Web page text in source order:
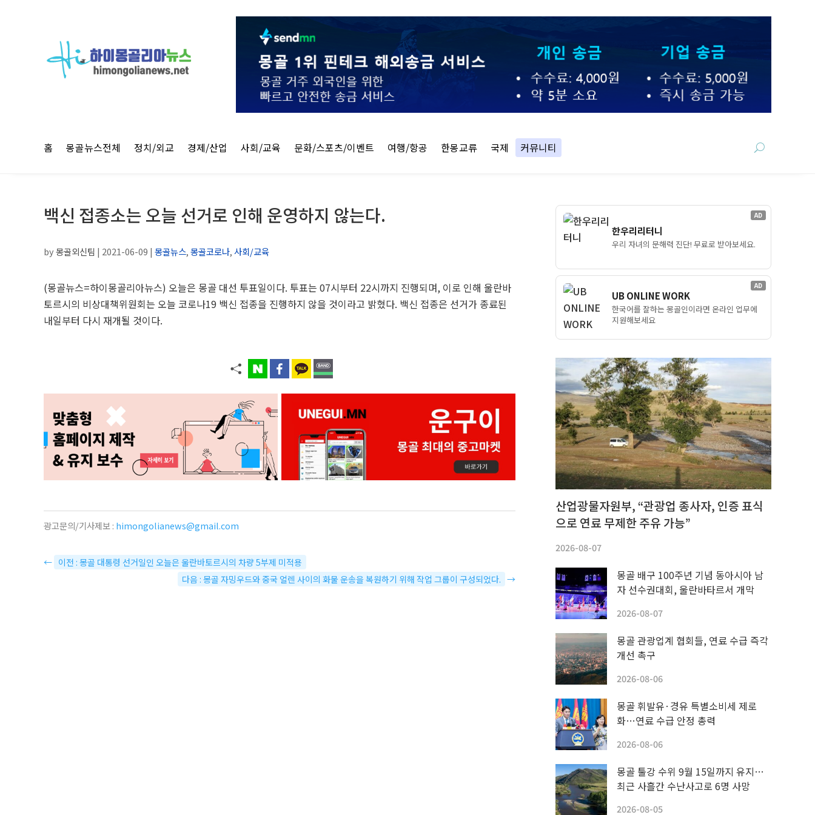
홈 몽골뉴스전체 정치/외교 경제/산업 사회/교육 문화/스포츠/이벤트 여행/항공 한몽교류 국제 커뮤니티
백신 접종소는 오늘 선거로 인해 운영하지 않는다.
by몽골외신팀 | 2021-06-09 | 몽골뉴스,몽골코로나,사회/교육
(몽골뉴스=하이몽골리아뉴스) 오늘은 몽골 대선 투표일이다. 투표는 07시부터 22시까지 진행되며, 이로 인해 울란바
토르시의 비상대책위원회는 오늘 코로나19 백신 접종을 진행하지 않을 것이라고 밝혔다. 백신 접종은 선거가 종료된
내일부터 다시 재개될 것이다.
광고문의/기사제보 : himongolianews@gmail.com
← 이전 : 몽골 대통령 선거일인 오늘은 울란바토르시의 차량 5부제 미적용
다음 : 몽골 자밍우드와 중국 얼렌 사이의 화물 운송을 복원하기 위해 작업 그룹이 구성되었다. →
AD
한우리리터니
우리 자녀의 문해력 진단! 무료로 받아보세요.
AD
UB ONLINE WORK
한국어를 잘하는 몽골인이라면 온라인 업무에
지원해보세요
산업광물자원부, “관광업 종사자, 인증 표식
으로 연료 무제한 주유 가능”
2026-08-07
몽골 배구 100주년 기념 동아시아 남
자 선수권대회, 울란바타르서 개막
2026-08-07
몽골 관광업계 협회들, 연료 수급 즉각
개선 촉구
2026-08-06
몽골 휘발유·경유 특별소비세 제로
화…연료 수급 안정 총력
2026-08-06
몽골 툴강 수위 9월 15일까지 유지…
최근 사흘간 수난사고로 6명 사망
2026-08-05